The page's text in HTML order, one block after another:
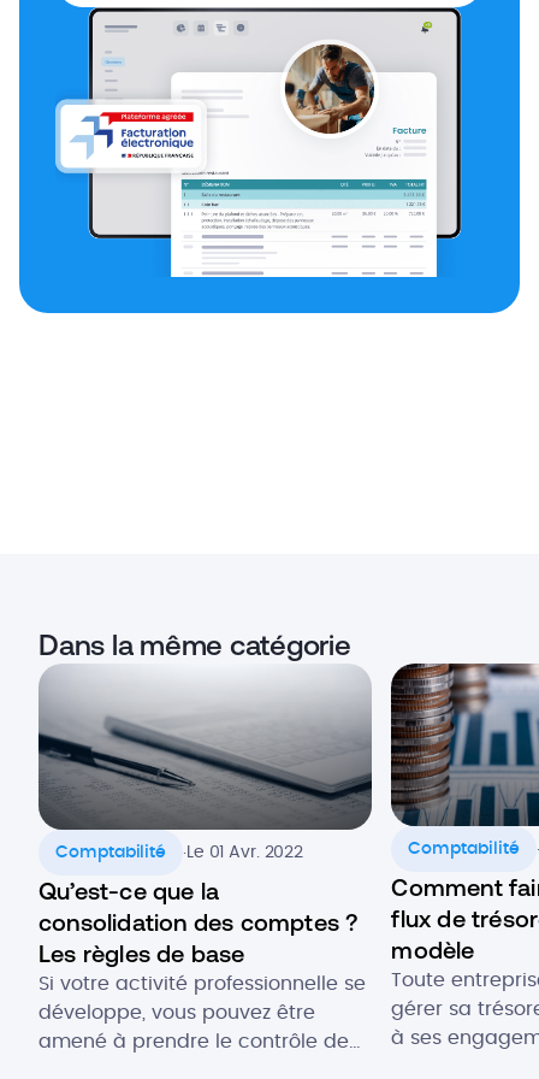
Dans la même catégorie
Comptabilité .Le 01 Avr. 2022
Qu’est-ce que la
consolidation des comptes ?
Les règles de base
Si votre activité professionnelle se
développe, vous pouvez être
amené à prendre le contrôle de
Comptabilité .
Comment
flux de
modèle
Toute
gérer sa
à ses